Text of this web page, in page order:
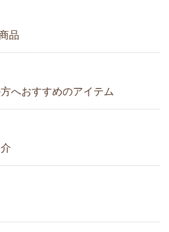
品
へおすすめのアイテム